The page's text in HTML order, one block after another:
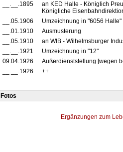
__.__.1895
an KED Halle - Königlich
Königliche
__.05.1906
Umzeichnung in "6056 Halle"
__.01.1910
Ausmusterung
__.05.1910
an WIB - Wilhelmsburger
__.__.1921
Umzeichnung in "12"
09.04.1926
Außerdienststellung [wegen
__.__.1926
++
Fotos
Ergänzungen zum